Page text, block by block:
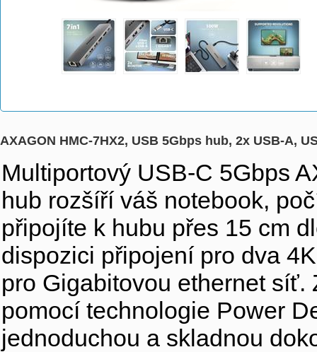
AXAGON HMC-7HX2, USB 5Gbps hub, 2x USB-A,
Multiportový USB-C 5Gbps
hub rozšíří váš notebook,
připojíte k hubu přes 15 cm
dispozici připojení pro dva
pro Gigabitovou ethernet
pomocí technologie Power
jednoduchou a skladnou